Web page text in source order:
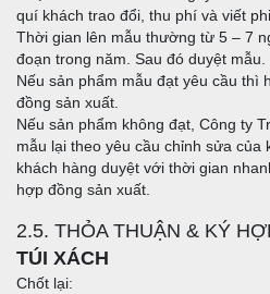
quí khách trao đổi, thu phí và viết
Thời gian lên mẫu thường từ 5 – 7
đoạn trong năm. Sau đó duyệt mẫu.
Nếu sản phẩm mẫu đạt yêu cầu thì
đồng sản xuất.
Nếu sản phẩm không đạt, Công ty
mẫu lại theo yêu cầu chỉnh sửa của
khách hàng duyệt với thời gian
hợp đồng sản xuất.
2.5. THỎA THUẬN & KÝ
TÚI XÁCH
Chốt lại: